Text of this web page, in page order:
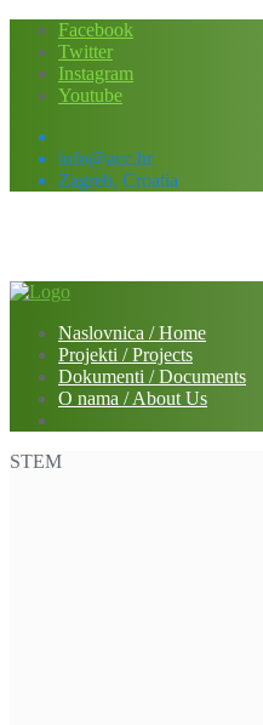
Skip
content
Facebook
Twitter
Instagram
Youtube
info@acc.hr
Zagreb, Croatia
Naslovnica / Home
Projekti / Projects
Dokumenti / Documents
O nama / About Us
STEM